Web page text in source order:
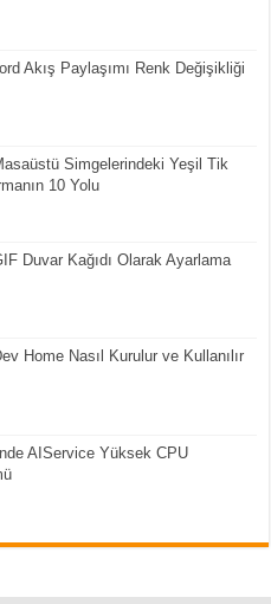
Akış Paylaşımı Renk Değişikliği
Simgelerindeki Yeşil Tik
10 Yolu
Duvar Kağıdı Olarak Ayarlama
Home Nasıl Kurulur ve Kullanılır
AIService Yüksek CPU